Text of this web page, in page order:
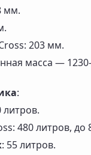
мм.
203 мм.
масса —
:
литров.
480 литров,
: 55 литров.